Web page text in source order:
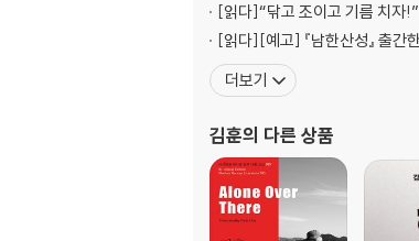
문장가
역적
빛가루
홍이포
반란
출성
두 신하
흙냄새
성 안의 봄
[읽다]“닦고 조이고 기름 치자
[읽다][예고] 『남한산성』 출간
더보기
김훈의 다른 상품